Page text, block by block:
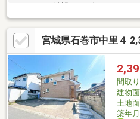
準シロアリ防除工事、クリーニン
点検●外構・外装駐車場拡張、植栽
交換、ユニットバス交換、トイレ
取変更、シューズボックス交換、
子・襖張替え●その他設備給湯器交
警報器設置、照明器具交換【おすす
宮城県石巻市中里４
間取り
建物
土地
築年月